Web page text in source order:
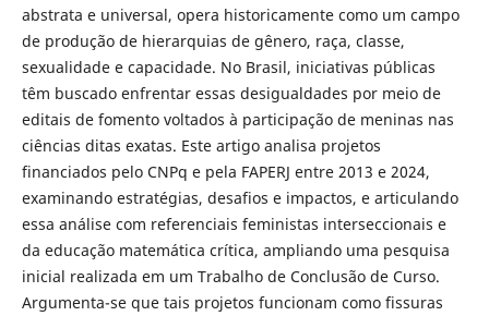
abstrata e universal, opera historicamente como um campo
de produção de hierarquias de gênero, raça, classe,
sexualidade e capacidade. No Brasil, iniciativas públicas
têm buscado enfrentar essas desigualdades por meio de
editais de fomento voltados à participação de meninas nas
ciências ditas exatas. Este artigo analisa projetos
financiados pelo CNPq e pela FAPERJ entre 2013 e 2024,
examinando estratégias, desafios e impactos, e articulando
essa análise com referenciais feministas interseccionais e
da educação matemática crítica, ampliando uma pesquisa
inicial realizada em um Trabalho de Conclusão de Curso.
Argumenta-se que tais projetos funcionam como fissuras